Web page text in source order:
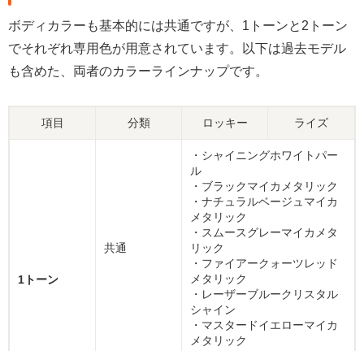
ボディカラーも基本的には共通ですが、1トーンと2トーン
でそれぞれ専用色が用意されています。以下は過去モデル
も含めた、両者のカラーラインナップです。
項目 分類 ロッキー ライズ
1トーン
共通
・シャイニングホワイトパー
ル
・ブラックマイカメタリック
・ナチュラルベージュマイカ
メタリック
・スムースグレーマイカメタ
リック
・ファイアークォーツレッド
メタリック
・レーザーブルークリスタル
シャイン
・マスタードイエローマイカ
メタリック